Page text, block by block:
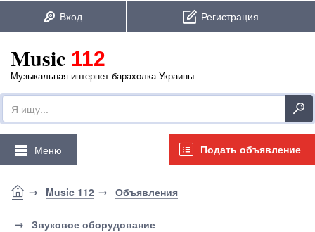
Music 112
Музыкальная интернет-барахолка Украины
Подать объявление
Меню
Music 112 Объявления
Звуковое оборудование